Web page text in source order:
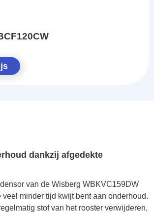
dankzij afgedekte
van de Wisberg WBKVC159DW
veel minder tijd kwijt bent aan onderhoud.
stof van het rooster verwijderen,